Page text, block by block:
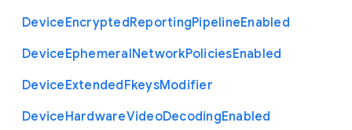
DeviceEncryptedReportingPipelineEnabled
DeviceEphemeralNetworkPoliciesEnabled
DeviceExtendedFkeysModifier
DeviceHardwareVideoDecodingEnabled